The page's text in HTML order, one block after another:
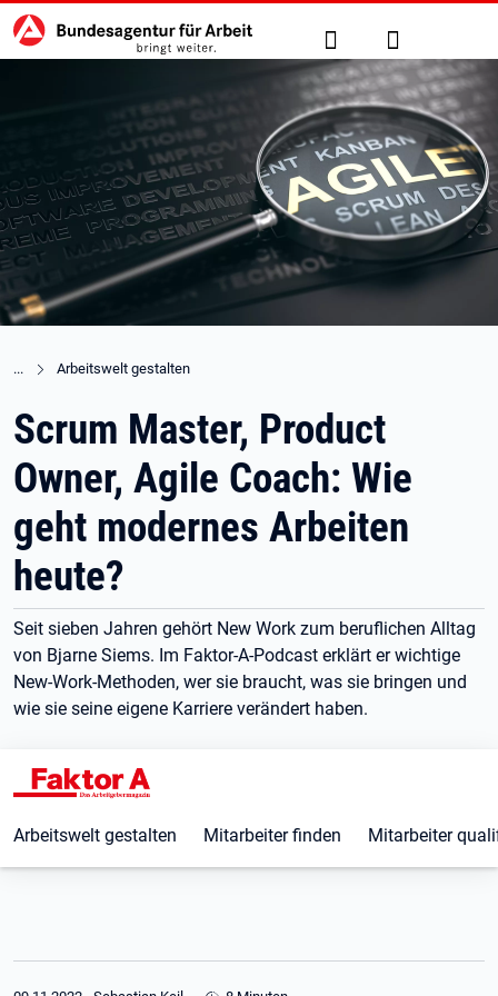
zu den Hauptinhalten springen
Hauptnavigation Suche Anmelden
Arbeitswelt gestalten
Scrum Master, Product
Owner, Agile Coach: Wie
geht modernes Arbeiten
heute?
Seit sieben Jahren gehört New Work zum beruflichen Alltag
von Bjarne Siems. Im Faktor-A-Podcast erklärt er wichtige
New-Work-Methoden, wer sie braucht, was sie bringen und
wie sie seine eigene Karriere verändert haben.
Arbeitswelt gestalten Mitarbeiter finden Mitarbeiter